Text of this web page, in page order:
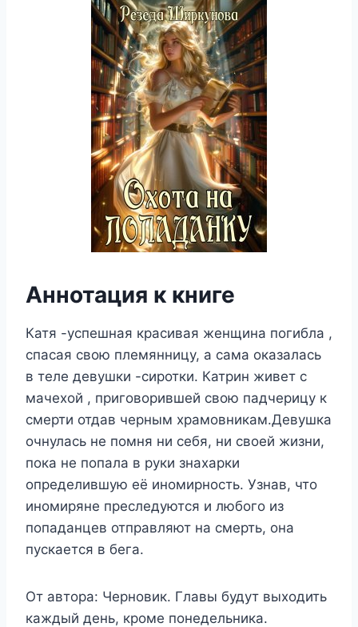
Аннотация к книге
Катя -успешная красивая женщина погибла ,
спасая свою племянницу, а сама оказалась
в теле девушки -сиротки. Катрин живет с
мачехой , приговорившей свою падчерицу к
смерти отдав черным храмовникам.Девушка
очнулась не помня ни себя, ни своей жизни,
пока не попала в руки знахарки
определившую её иномирность. Узнав, что
иномиряне преследуются и любого из
попаданцев отправляют на смерть, она
пускается в бега.
От автора: Черновик. Главы будут выходить
каждый день, кроме понедельника.